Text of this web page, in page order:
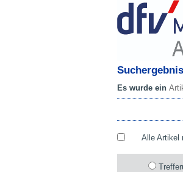
Es wurde ein
Alle Artikel